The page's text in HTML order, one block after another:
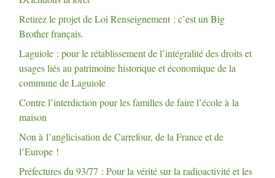
Retirez le projet de Loi Renseignement : c’est un Big
Brother français.
Laguiole : pour le rétablissement de l’intégralité des droits et
usages liés au patrimoine historique et économique de la
commune de Laguiole
Contre l’interdiction pour les familles de faire l’école à la
maison
Non à l’anglicisation de Carrefour, de la France et de
l’Europe !
Préfectures du 93/77 : Pour la vérité sur la radioactivité et les